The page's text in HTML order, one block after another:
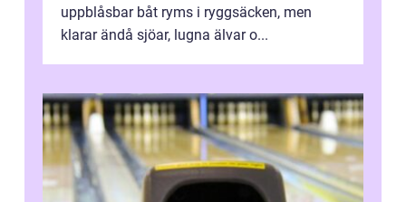
uppblåsbar båt ryms i ryggsäcken, men
klarar ändå sjöar, lugna älvar o...